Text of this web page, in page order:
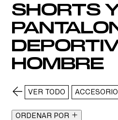
SHORTS
HOMBRE
VER TODO
ORDENAR POR